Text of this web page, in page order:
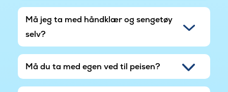
Må jeg ta med håndklær og sengetøy
selv?
Må du ta med egen ved til peisen?